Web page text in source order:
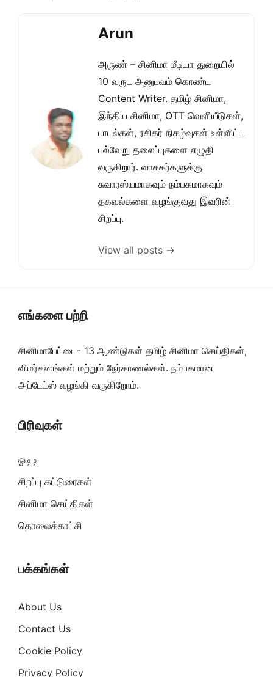
Arun
அருண் – சினிமா மீடியா துறையில்
10 வருட அனுபவம் கொண்ட
Content Writer. தமிழ் சினிமா,
இந்திய சினிமா, OTT வெளியீடுகள்,
பாடல்கள், ரசிகர் நிகழ்வுகள் உள்ளிட்ட
பல்வேறு தலைப்புகளை எழுதி
வருகிறார். வாசகர்களுக்கு
சுவாரஸ்யமாகவும் நம்பகமாகவும்
தகவல்களை வழங்குவது இவரின்
சிறப்பு.
View all posts →
எங்களை பற்றி
சினிமாபேட்டை- 13 ஆண்டுகள் தமிழ் சினிமா செய்திகள்,
விமர்சனங்கள் மற்றும் நேர்காணல்கள். நம்பகமான
அப்டேட்ஸ் வழங்கி வருகிறோம்.
பிரிவுகள்
ஓடிடி
சிறப்பு கட்டுரைகள்
சினிமா செய்திகள்
தொலைக்காட்சி
பக்கங்கள்
About Us
Contact Us
Cookie Policy
Privacy Policy